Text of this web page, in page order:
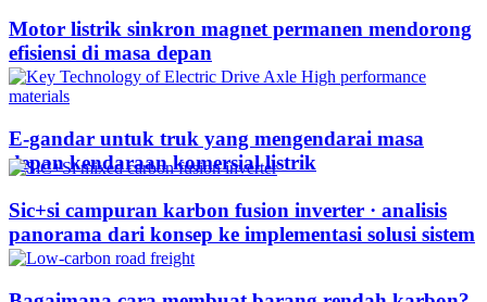
Motor listrik sinkron magnet permanen mendorong
efisiensi di masa depan
E-gandar untuk truk yang mengendarai masa
depan kendaraan komersial listrik
Sic+si campuran karbon fusion inverter · analisis
panorama dari konsep ke implementasi solusi sistem